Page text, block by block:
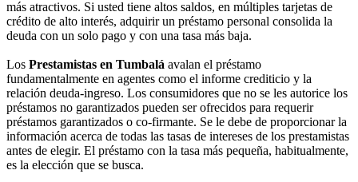
más atractivos. Si usted tiene altos saldos, en múltiples tarjetas de
crédito de alto interés, adquirir un préstamo personal consolida la
deuda con un solo pago y con una tasa más baja.
Los Prestamistas en Tumbalá avalan el préstamo
fundamentalmente en agentes como el informe crediticio y la
relación deuda-ingreso. Los consumidores que no se les autorice los
préstamos no garantizados pueden ser ofrecidos para requerir
préstamos garantizados o co-firmante. Se le debe de proporcionar la
información acerca de todas las tasas de intereses de los prestamistas
antes de elegir. El préstamo con la tasa más pequeña, habitualmente,
es la elección que se busca.